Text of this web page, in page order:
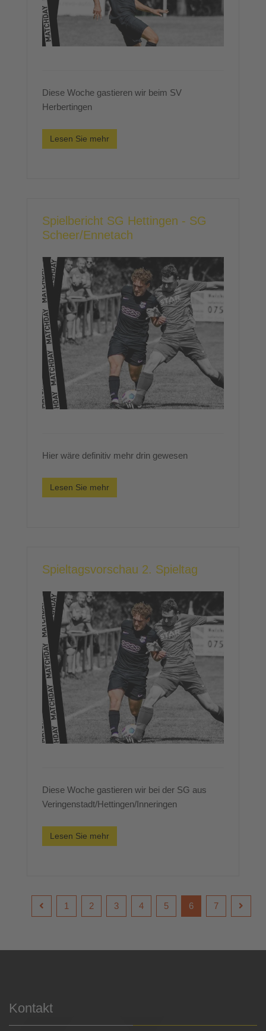
Diese Woche gastieren wir beim SV
Herbertingen
Lesen Sie mehr
Spielbericht SG Hettingen - SG
Scheer/Ennetach
Hier wäre definitiv mehr drin gewesen
Lesen Sie mehr
Spieltagsvorschau 2. Spieltag
Diese Woche gastieren wir bei der SG aus
Veringenstadt/Hettingen/Inneringen
Lesen Sie mehr
1 2 3 4 5 6 7
Kontakt